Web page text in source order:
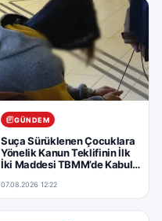
GÜNDEM
Suça Sürüklenen Çocuklara
Yönelik Kanun Teklifinin İlk
İki Maddesi TBMM’de Kabul
07.08.2026 12:22